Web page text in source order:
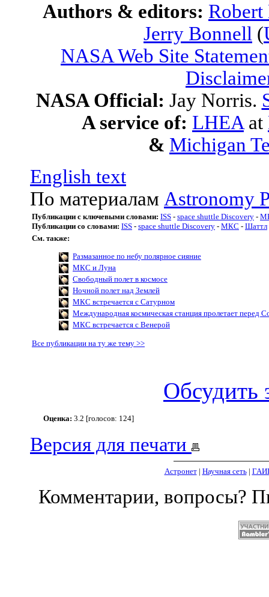
Authors & editors:
Jerry Bonnell (
NASA Web Site
NASA Official: Jay Norris.
A service of: LHEA at
& Michigan
English text
По материалам Astronomy
Публикации с ключевыми словами: ISS - space shuttle Discovery -
Публикации со словами: ISS - space shuttle Discovery - МКС - Шаттл
См. также:
Размазанное по небу полярное сияние
МКС и Луна
Свободный полет в космосе
Ночной полет над Землей
МКС встречается с Сатурном
Международная космическая станция пролетает перед
МКС встречается с Венерой
Все публикации на ту же тему >>
Обсудить
Оценка: 3.2 [голосов: 124]
Версия для печати
Астронет| Научная сеть|
Комментарии, вопросы?